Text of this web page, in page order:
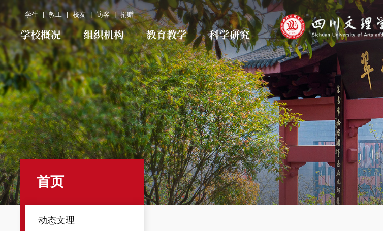
学生 | 教工 校友 | 访客 | 捐赠
学校概况 组织机构 教育教学 科学研究
首页
动态文理